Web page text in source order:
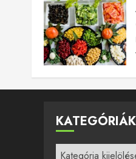
KATEGÓRIÁK
Kategóriák